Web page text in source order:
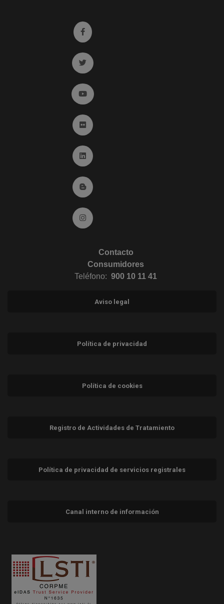
Ir a facebook (abre en ventana nueva)
Ir a twitter (abre en ventana nueva)
Ir a YouTube (abre en ventana nueva)
Ir a Flickr (abre en ventana nueva)
Ir a Linkedin (abre en ventana nueva)
Ir al Blog (abre en ventana nueva)
Ir a Instagram (abre en ventana nueva)
Contacto
Consumidores
Teléfono: 900 10 11 41
Aviso legal
Política de privacidad
Política de cookies
Registro de Actividades de Tratamiento
Política de privacidad de servicios registrales
Canal interno de información